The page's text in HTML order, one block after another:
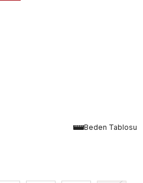
Beden Tablosu